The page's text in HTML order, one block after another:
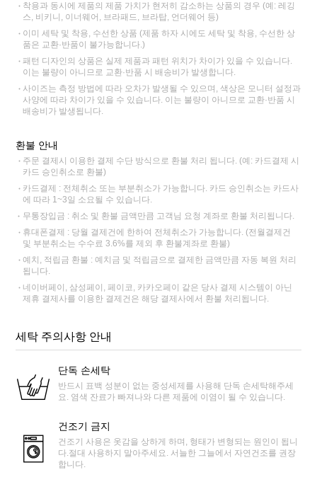
착용과 동시에 제품의 제품 가치가 현저히 감소하는 상품의 경우 (예: 레깅
스, 비키니, 이너웨어, 브라패드, 브라탑, 언더웨어 등)
이미 세탁 및 착용, 수선한 상품 (제품 하자 시에도 세탁 및 착용, 수선한 상
품은 교환·반품이 불가능합니다.)
패턴 디자인의 상품은 실제 제품과 패턴 위치가 차이가 있을 수 있습니다.
이는 불량이 아니므로 교환·반품 시 배송비가 발생합니다.
사이즈는 측정 방법에 따라 오차가 발생될 수 있으며, 색상은 모니터 설정과
사양에 따라 차이가 있을 수 있습니다. 이는 불량이 아니므로 교환·반품 시
배송비가 발생됩니다.
환불 안내
주문 결제시 이용한 결제 수단 방식으로 환불 처리 됩니다. (예: 카드결제 시
카드 승인취소로 환불)
카드결제 : 전체취소 또는 부분취소가 가능합니다. 카드 승인취소는 카드사
에 따라 1~3일 소요될 수 있습니다.
무통장입금 : 취소 및 환불 금액만큼 고객님 요청 계좌로 환불 처리됩니다.
휴대폰결제 : 당월 결제건에 한하여 전체취소가 가능합니다. (전월결제건
및 부분취소는 수수료 3.6%를 제외 후 환불계좌로 환불)
예치, 적립금 환불 : 예치금 및 적립금으로 결제한 금액만큼 자동 복원 처리
됩니다.
네이버페이, 삼성페이, 페이코, 카카오페이 같은 당사 결제 시스템이 아닌
제휴 결제사를 이용한 결제건은 해당 결제사에서 환불 처리됩니다.
세탁 주의사항 안내
단독 손세탁
반드시 표백 성분이 없는 중성세제를 사용해 단독 손세탁해주세
요. 염색 잔료가 빠져나와 다른 제품에 이염이 될 수 있습니다.
건조기 금지
건조기 사용은 옷감을 상하게 하며, 형태가 변형되는 원인이 됩니
다.절대 사용하지 말아주세요. 서늘한 그늘에서 자연건조를 권장
합니다.